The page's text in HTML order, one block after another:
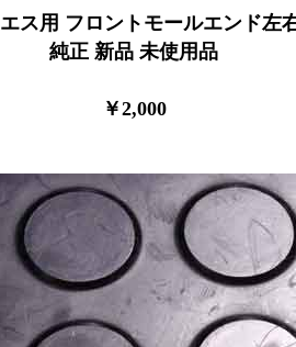
エス用 フロントモールエンド左
純正 新品 未使用品
￥2,000